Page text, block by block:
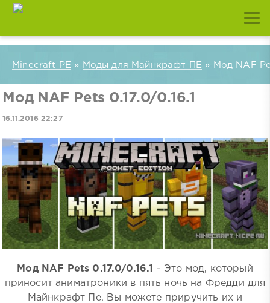
Minecraft PE » Моды для Майнкрафт ПЕ » Мод NAF
Мод NAF Pets 0.17.0/0.16.1
16.11.2016 22:27
Мод NAF Pets 0.17.0/0.16.1
- Это мод, который
приносит аниматроники в пять ночь на Фредди для
Майнкрафт Пе. Вы можете приручить их и